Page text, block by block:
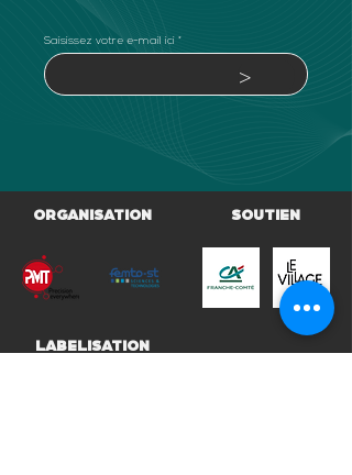
Saisissez votre e-mail ici
>
ORGANISATION
LABELISATION
SOUTIEN